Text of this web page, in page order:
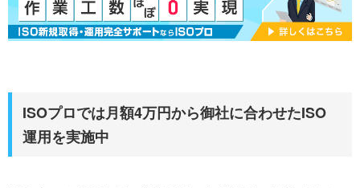
ISOプロでは月額4万円から御社に合わせたISO
運用を実施中